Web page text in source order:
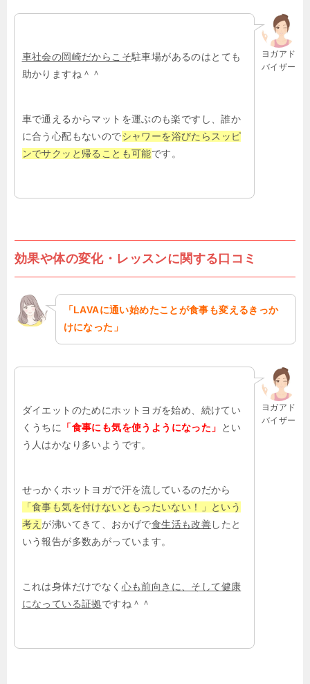
ヨガアド
バイザー
車社会の岡崎だからこそ駐車場があるのはとても
助かりますね＾＾
車で通えるからマットを運ぶのも楽ですし、誰か
に合う心配もないのでシャワーを浴びたらスッピ
ンでサクッと帰ることも可能です。
効果や体の変化・レッスンに関する口コミ
「LAVAに通い始めたことが食事も変えるきっか
けになった」
ヨガアド
バイザー
ダイエットのためにホットヨガを始め、続けてい
くうちに 「食事にも気を使うようになった」
とい
う人はかなり多いようです。
せっかくホットヨガで汗を流しているのだから
「食事も気を付けないともったいない！」という
考え が沸いてきて、おかげで食生活も改善したと
いう報告が多数あがっています。
これは身体だけでなく 心も前向きに、そして健康
になっている証拠ですね＾＾